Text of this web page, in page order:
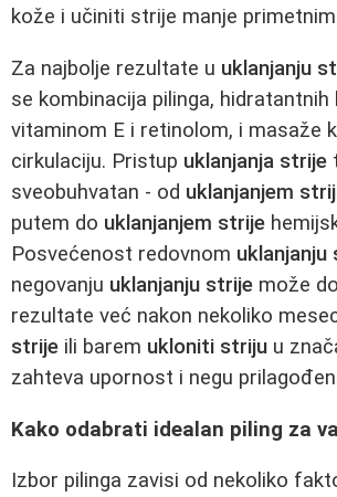
kože i učiniti strije manje
Za najbolje rezultate u uklanjanju
se kombinacija pilinga,
vitaminom E i retinolom, i masaže
cirkulaciju. Pristup uklanjanja strije
sveobuhvatan - od uklanjanjem
putem do uklanjanjem strije
Posvećenost redovnom uklanjanju
negovanju uklanjanju strije može
rezultate već nakon nekoliko
strije ili barem ukloniti striju u
zahteva upornost i negu
Kako odabrati idealan piling za
Izbor pilinga zavisi od nekoliko